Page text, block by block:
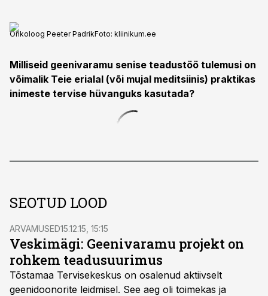
Onkoloog Peeter PadrikFoto: kliinikum.ee
Milliseid geenivaramu senise teadustöö tulemusi on
võimalik Teie erialal (või mujal meditsiinis) praktikas
inimeste tervise hüvanguks kasutada?
SEOTUD LOOD
ARVAMUSED15.12.15, 15:15
Veskimägi: Geenivaramu projekt on
rohkem teadusuurimus
Tõstamaa Tervisekeskus on osalenud aktiivselt
geenidoonorite leidmisel. See aeg oli toimekas ja